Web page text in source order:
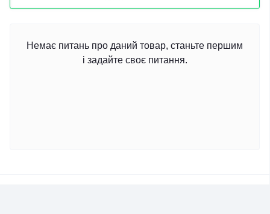
Немає питань про даний товар, станьте першим
і задайте своє питання.